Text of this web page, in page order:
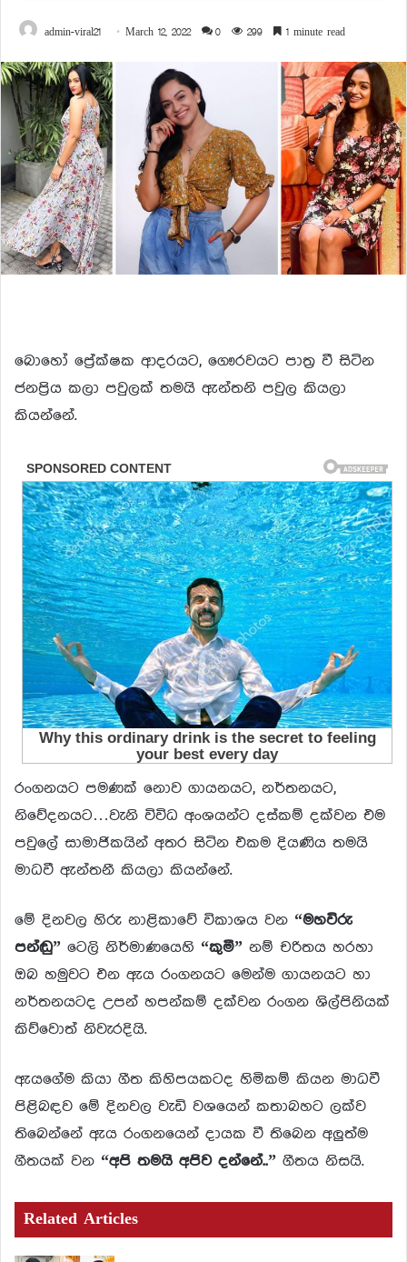
admin-viral21 March 12, 2022 0 299 1 minute read
බොහෝ ප්‍රේක්ෂක ආදරයට, ගෞරවයට පාත්‍ර වී සිටින
ජනප්‍රිය කලා පවුලක් තමයි ඇන්තනි පවුල කියලා
කියන්නේ.
රංගනයට පමණක් නොව ගායනයට, නර්තනයට,
නිවේදනයට…වැනි විවිධ අංශයන්ට දස්කම් දක්වන එම
පවුලේ සාමාජිකයින් අතර සිටින එකම දියණිය තමයි
මාධවී ඇන්තනී කියලා කියන්නේ.
මේ දිනවල හිරු නාළිකාවේ විකාශය වන “මහවිරු
පන්ඬු” ටෙලි නිර්මාණයෙහි “කුමී” නම් චරිතය හරහා
ඔබ හමුවට එන ඇය රංගනයට මෙන්ම ගායනයට හා
නර්තනයටද උපන් හපන්කම් දක්වන රංගන ශිල්පිනියක්
කිව්වොත් නිවැරදියි.
ඇයගේම කියා ගීත කිහිපයකටද හිමිකම් කියන මාධවී
පිළිබඳව මේ දිනවල වැඩි වශයෙන් කතාබහට ලක්ව
තිබෙන්නේ ඇය රංගනයෙන් දායක වී තිබෙන අලුත්ම
ගීතයක් වන “අපි තමයි අපිව දන්නේ..” ගීතය නිසයි.
Related Articles